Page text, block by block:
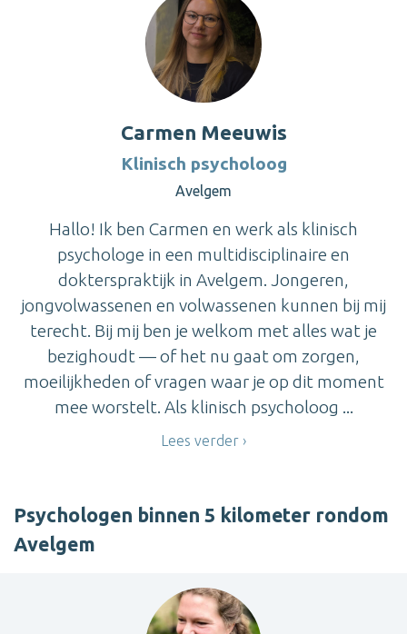
Carmen Meeuwis
Klinisch psycholoog
Avelgem
Hallo! Ik ben Carmen en werk als klinisch
psychologe in een multidisciplinaire en
dokterspraktijk in Avelgem. Jongeren,
jongvolwassenen en volwassenen kunnen bij mij
terecht. Bij mij ben je welkom met alles wat je
bezighoudt — of het nu gaat om zorgen,
moeilijkheden of vragen waar je op dit moment
mee worstelt. Als klinisch psycholoog ...
Lees verder
Psychologen binnen 5 kilometer rondom
Avelgem